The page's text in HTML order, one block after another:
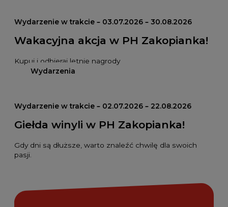
Wydarzenie w trakcie – 03.07.2026 – 30.08.2026
Wakacyjna akcja w PH Zakopianka!
Kupuj i odbieraj letnie nagrody
Wydarzenia
Wydarzenie w trakcie – 02.07.2026 – 22.08.2026
Giełda winyli w PH Zakopianka!
Gdy dni są dłuższe, warto znaleźć chwilę dla swoich
pasji.